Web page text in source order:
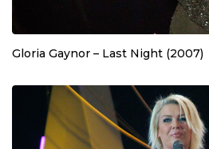
Gloria Gaynor – Last Night (2007)